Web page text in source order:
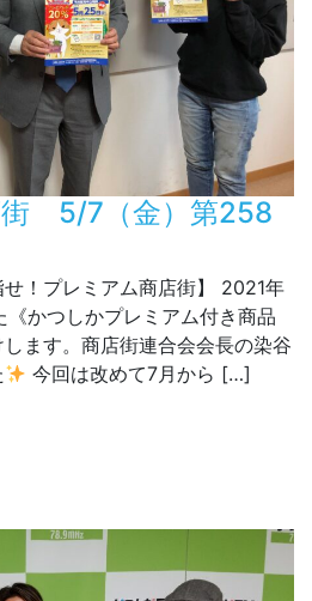
街 5/7（金）第258
！プレミアム商店街】 2021年
かつしかプレミアム付き商品
ます。商店街連合会会長の染谷
今回は改めて7月から […]